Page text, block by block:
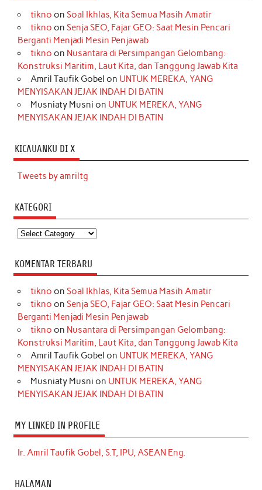
tikno on Soal Ikhlas, Kita Semua Masih Amatir
tikno on Senja SEO, Fajar GEO: Saat Mesin Pencari
Berganti Menjadi Mesin Penjawab
tikno on Nusantara di Persimpangan Gelombang:
Konstruksi Maritim, Laut Kita, dan Tanggung Jawab Kita
Amril Taufik Gobel on UNTUK MEREKA, YANG
MENYISAKAN JEJAK INDAH DI BATIN
Musniaty Musni on UNTUK MEREKA, YANG
MENYISAKAN JEJAK INDAH DI BATIN
KICAUANKU DI X
Tweets by amriltg
KATEGORI
Kategori
KOMENTAR TERBARU
tikno on Soal Ikhlas, Kita Semua Masih Amatir
tikno on Senja SEO, Fajar GEO: Saat Mesin Pencari
Berganti Menjadi Mesin Penjawab
tikno on Nusantara di Persimpangan Gelombang:
Konstruksi Maritim, Laut Kita, dan Tanggung Jawab Kita
Amril Taufik Gobel on UNTUK MEREKA, YANG
MENYISAKAN JEJAK INDAH DI BATIN
Musniaty Musni on UNTUK MEREKA, YANG
MENYISAKAN JEJAK INDAH DI BATIN
MY LINKED IN PROFILE
Ir. Amril Taufik Gobel, S.T, IPU, ASEAN Eng.
HALAMAN